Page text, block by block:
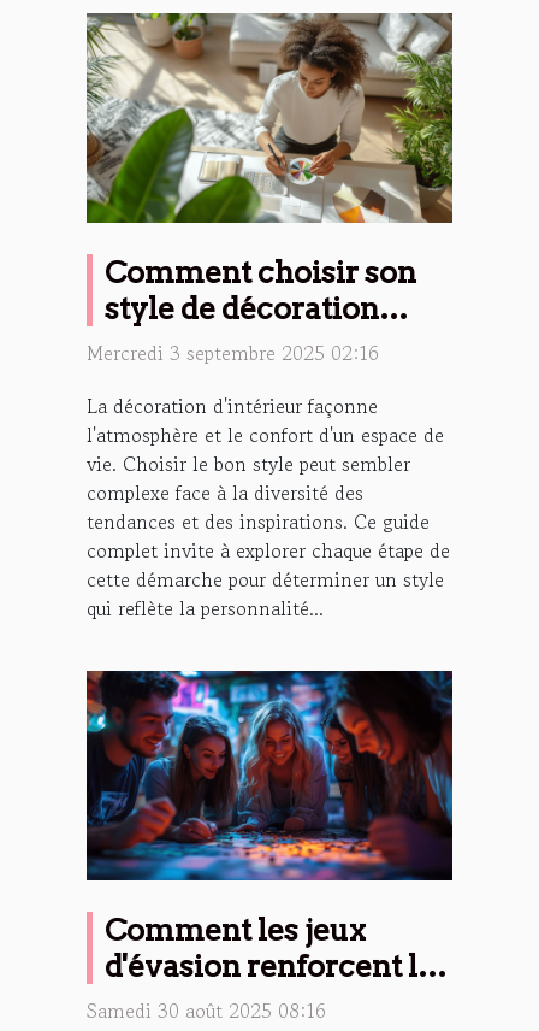
Comment choisir son
style de décoration
d'intérieur ?
Mercredi 3 septembre 2025 02:16
La décoration d'intérieur façonne
l'atmosphère et le confort d'un espace de
vie. Choisir le bon style peut sembler
complexe face à la diversité des
tendances et des inspirations. Ce guide
complet invite à explorer chaque étape de
cette démarche pour déterminer un style
qui reflète la personnalité...
Comment les jeux
d'évasion renforcent les
liens d'équipe ?
Samedi 30 août 2025 08:16